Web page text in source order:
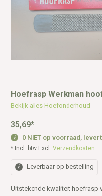
Hoefrasp Werkman
Bekijk alles Hoefonderhoud
35,69*
0 NIET op voorraad,
* Incl. btw Excl.Verzendkosten
Leverbaar op bestelling
Uitstekende kwaliteit hoefrasp